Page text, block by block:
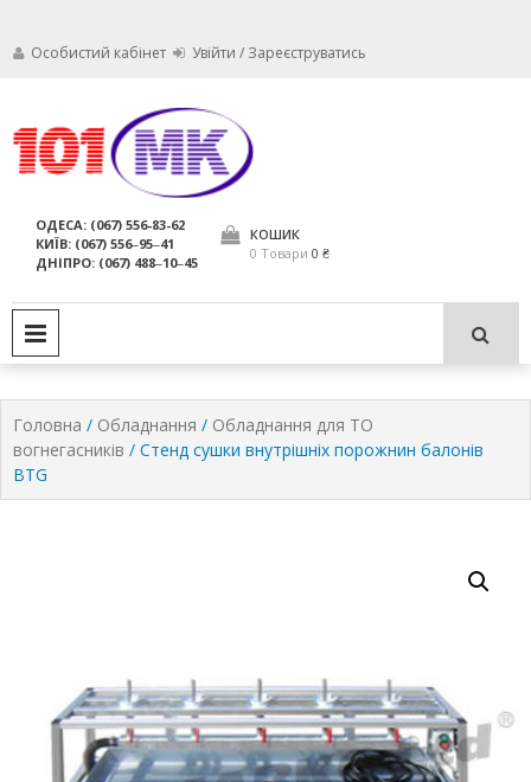
Особистий кабінет Увійти / Зареєструватись
компанія МАРКО
використання за призначенням.
ОДЕСА: (067) 556-83-62
КИЇВ: (067) 556‒95‒41
ДНІПРО: (067) 488‒10‒45
КОШИК
0 Товари 0 ₴
Головна / Обладнання / Обладнання для ТО
вогнегасників / Стенд сушки внутрішніх порожнин балонів
BTG